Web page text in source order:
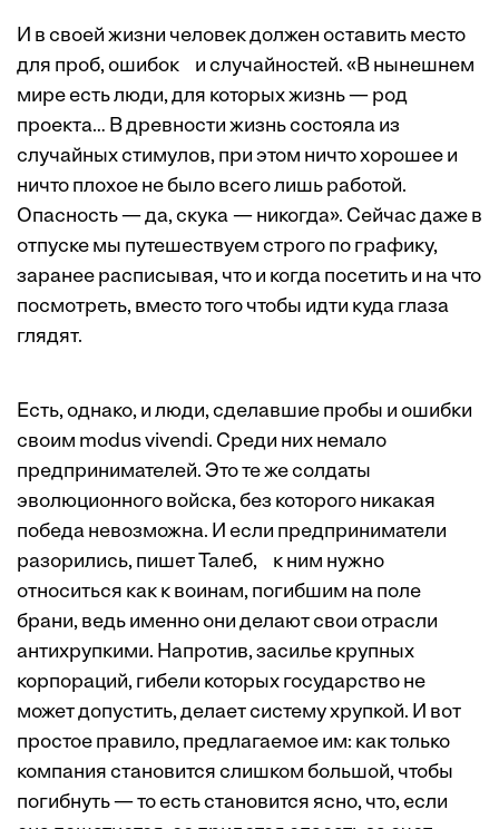
И в своей жизни человек должен оставить место
для проб, ошибок и случайностей. «В нынешнем
мире есть люди, для которых жизнь — род
проекта… В древности жизнь состояла из
случайных стимулов, при этом ничто хорошее и
ничто плохое не было всего лишь работой.
Опасность — да, скука — никогда». Сейчас даже в
отпуске мы путешествуем строго по графику,
заранее расписывая, что и когда посетить и на что
посмотреть, вместо того чтобы идти куда глаза
глядят.
Есть, однако, и люди, сделавшие пробы и ошибки
своим modus vivendi. Среди них немало
предпринимателей. Это те же солдаты
эволюционного войска, без которого никакая
победа невозможна. И если предприниматели
разорились, пишет Талеб, к ним нужно
относиться как к воинам, погибшим на поле
брани, ведь именно они делают свои отрасли
антихрупкими. Напротив, засилье крупных
корпораций, гибели которых государство не
может допустить, делает систему хрупкой. И вот
прос­тое правило, предлагаемое им: как только
компания становится слишком большой, чтобы
погибнуть — то есть становится ясно, что, если